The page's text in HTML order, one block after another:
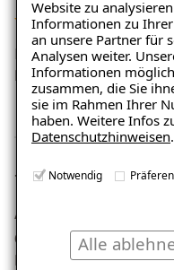
Website zu
Informationen zu
an unsere Partner für
Analysen weiter.
Informationen
zusammen, die Sie
sie im Rahmen Ihrer
haben. Weitere Infos
Datenschutzhinweisen.
Notwendig
Alle
Ich brauchte eine
Kellers in einem
hat uns vernünftig
zustande, weil wir
top-kompetent
Arbeitsqualität
Ort: 74613 Öhringen
Kunde: Herr U. O.